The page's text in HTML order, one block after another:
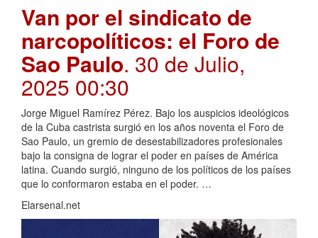
Van por el sindicato de
narcopolíticos: el Foro de
Sao Paulo. 30 de Julio,
2025 00:30
Jorge Miguel Ramírez Pérez. Bajo los auspicios ideológicos
de la Cuba castrista surgió en los años noventa el Foro de
Sao Paulo, un gremio de desestabilizadores profesionales
bajo la consigna de lograr el poder en países de América
latina. Cuando surgió, ninguno de los políticos de los países
que lo conformaron estaba en el poder. …
Elarsenal.net